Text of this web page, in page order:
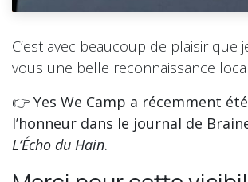
C’est avec beaucoup de plaisir que
vous une belle reconnaissance
👉 Yes We Camp a récemment
l’honneur dans le journal de
L’Écho du Hain.